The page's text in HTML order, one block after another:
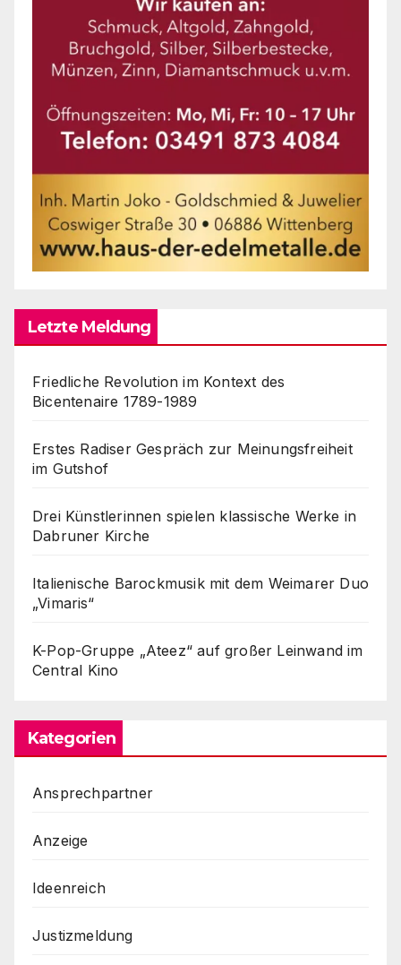
Letzte Meldung
Friedliche Revolution im Kontext des
Bicentenaire 1789-1989
Erstes Radiser Gespräch zur Meinungsfreiheit
im Gutshof
Drei Künstlerinnen spielen klassische Werke in
Dabruner Kirche
Italienische Barockmusik mit dem Weimarer Duo
„Vimaris“
K-Pop-Gruppe „Ateez“ auf großer Leinwand im
Central Kino
Kategorien
Ansprechpartner
Anzeige
Ideenreich
Justizmeldung